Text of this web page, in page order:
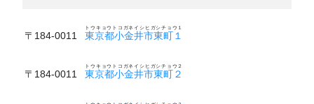
〒184-0011 東京都小金井市東町１
トウキョウトコガネイシヒガシチョウ１
〒184-0011 東京都小金井市東町２
トウキョウトコガネイシヒガシチョウ２